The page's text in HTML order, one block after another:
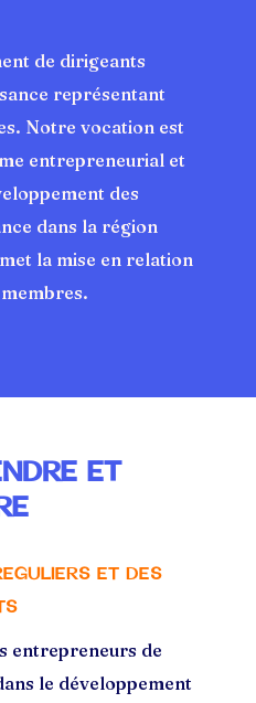
de dirigeants
représentant
Notre vocation est
entrepreneurial et
des
dans la région
la mise en relation
ET
ET DES
entrepreneurs de
le développement